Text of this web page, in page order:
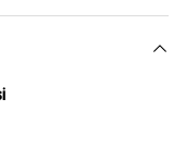
per tutto il giorno